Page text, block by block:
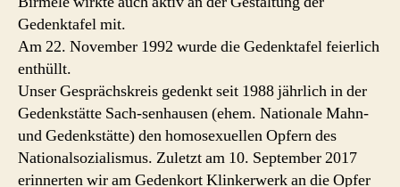
Gedenktafel mit.
Am 22. November 1992 wurde die Gedenktafel feierlich
enthüllt.
Unser Gesprächskreis gedenkt seit 1988 jährlich in der
Gedenkstätte Sach-senhausen (ehem. Nationale Mahn-
und Gedenkstätte) den homosexuellen Opfern des
Nationalsozialismus. Zuletzt am 10. September 2017
erinnerten wir am Gedenkort Klinkerwerk an die Opfer